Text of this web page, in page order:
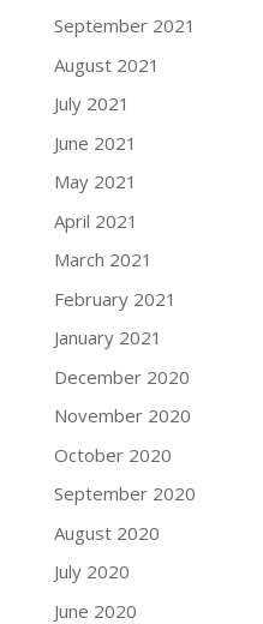
September 2021
August 2021
July 2021
June 2021
May 2021
April 2021
March 2021
February 2021
January 2021
December 2020
November 2020
October 2020
September 2020
August 2020
July 2020
June 2020